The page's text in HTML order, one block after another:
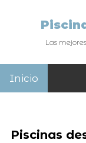
Las
Inicio
Piscinas